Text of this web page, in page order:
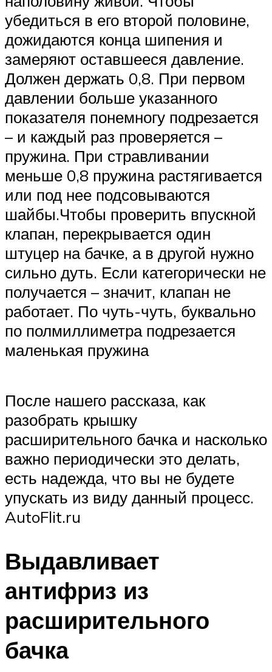
убедиться в его второй половине,
дожидаются конца шипения и
замеряют оставшееся давление.
Должен держать 0,8. При первом
давлении больше указанного
показателя понемногу подрезается
– и каждый раз проверяется –
пружина. При стравливании
меньше 0,8 пружина растягивается
или под нее подсовываются
шайбы.Чтобы проверить впускной
клапан, перекрывается один
штуцер на бачке, а в другой нужно
сильно дуть. Если категорически не
получается – значит, клапан не
работает. По чуть-чуть, буквально
по полмиллиметра подрезается
маленькая пружина
После нашего рассказа, как
разобрать крышку
расширительного бачка и насколько
важно периодически это делать,
есть надежда, что вы не будете
упускать из виду данный процесс.
AutoFlit.ru
Выдавливает
антифриз из
расширительного
бачка